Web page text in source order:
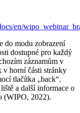
en/
do modu zobrazení
dostupné pro každý
záznamům v
v horní části stránky
tlačítka „back“.
a další informace o
(WIPO, 2022).